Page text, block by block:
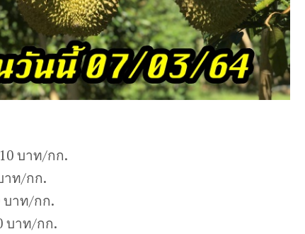
บาท/กก.
าท/กก.
บาท/กก.
บาท/กก.